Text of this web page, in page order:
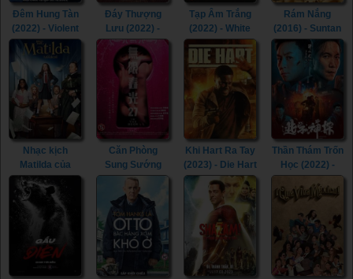
Đêm Hung Tàn
(2022) - Violent
Night (2022)
Đáy Thượng
Lưu (2022) -
Triangle of
Sadness (2022)
Tạp Âm Trắng
(2022) - White
Noise (2022)
Rám Nắng
(2016) - Suntan
(2016)
Nhạc kịch
Matilda của
Roald Dahl
(2022) - Roald
Dahl's Matilda
(2022)
Căn Phòng
Sung Sướng
(2015) - In the
Room (2015)
Khi Hart Ra Tay
(2023) - Die Hart
(2023)
Thần Thám Trốn
Học (2022) -
Detective Chen
(2022)